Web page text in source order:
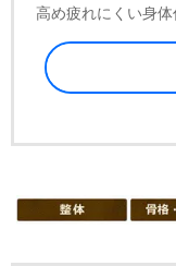
高め疲れにくい身体